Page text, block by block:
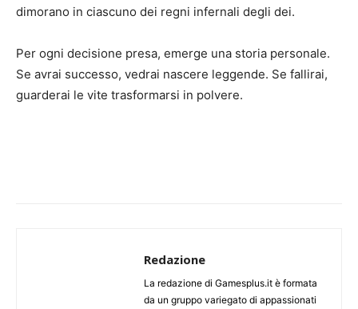
dimorano in ciascuno dei regni infernali degli dei.
Per ogni decisione presa, emerge una storia personale.
Se avrai successo, vedrai nascere leggende. Se fallirai,
guarderai le vite trasformarsi in polvere.
Redazione
La redazione di Gamesplus.it è formata
da un gruppo variegato di appassionati